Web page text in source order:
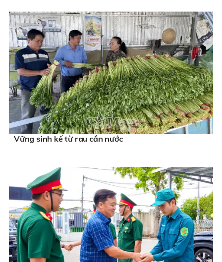
Vững sinh kế từ rau cần nước